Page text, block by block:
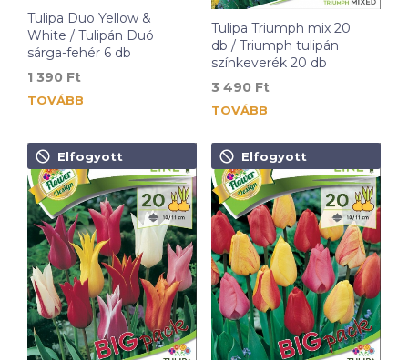
Tulipa Duo Yellow &
White / Tulipán Duó
sárga-fehér 6 db
1 390 Ft
TOVÁBB
Tulipa Triumph mix 20
db / Triumph tulipán
színkeverék 20 db
3 490 Ft
TOVÁBB
Elfogyott Elfogyott